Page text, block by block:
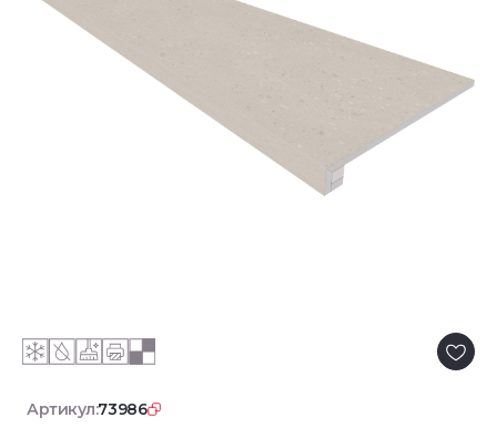
Артикул:73986